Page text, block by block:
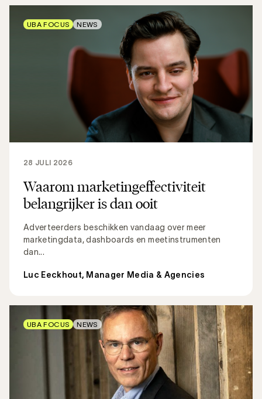
Waarom marketingeffectiviteit
belangrijker is dan ooit
Adverteerders beschikken vandaag over meer
marketingdata, dashboards en meetinstrumenten
dan...
28 JULI 2026
Luc Eeckhout, Manager Media & Agencies
UBA FOCUS NEWS
UBA FOCUS NEWS